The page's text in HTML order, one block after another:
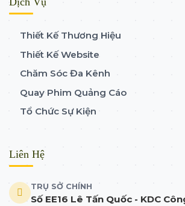
Thiết Kế Thương Hiệu
Thiết Kế Website
Chăm Sóc Đa Kênh
Quay Phim Quảng Cáo
Tổ Chức Sự Kiện
Liên Hệ
TRỤ SỞ CHÍNH
Số EE16 Lê Tấn Quốc - KDC